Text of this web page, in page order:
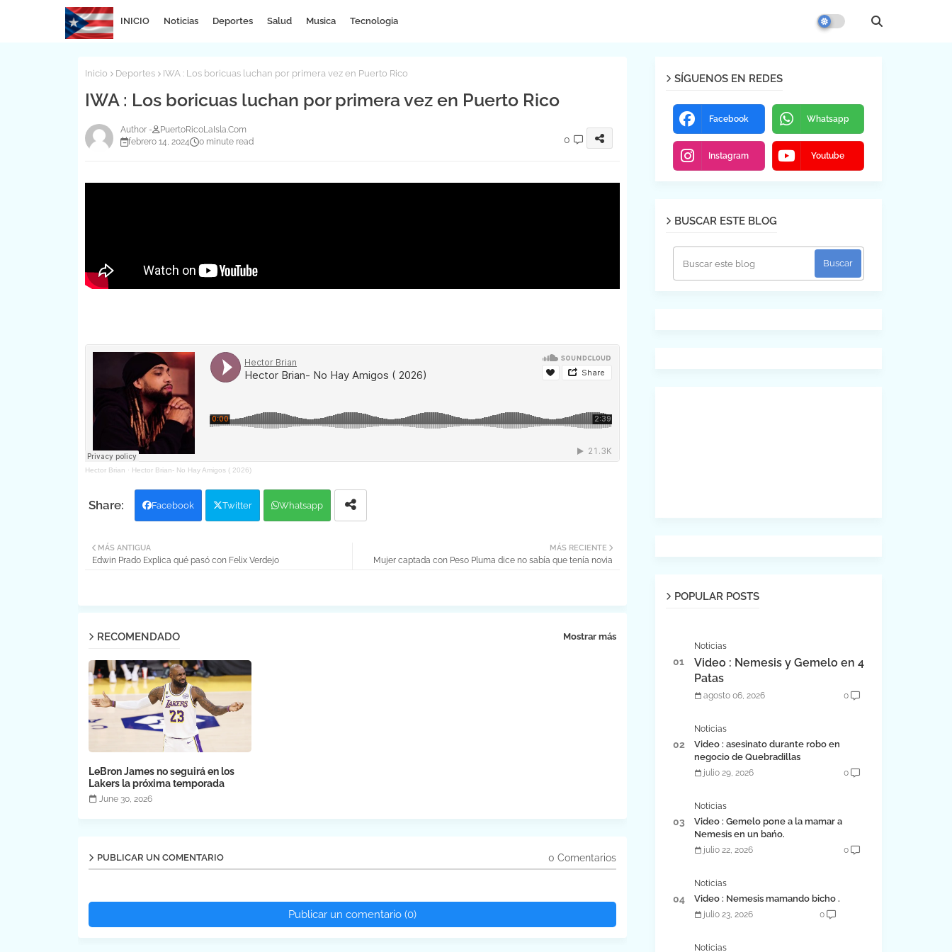
INICIO Noticias Deportes Salud Musica Tecnologia
Inicio Deportes IWA : Los boricuas luchan por primera vez en Puerto Rico
IWA : Los boricuas luchan por primera vez en Puerto Rico
PuertoRicoLaIsla.Com
febrero 14, 2024
0 minute read 0
Hector Brian · Hector Brian- No Hay Amigos ( 2026)
Facebook Twitter Whatsapp
MÁS RECIENTE
Mujer captada con Peso Pluma dice no sabía que tenía novia
MÁS ANTIGUA
Edwin Prado Explica qué pasó con Felix Verdejo
RECOMENDADO Mostrar más
LeBron James no seguirá en los
Lakers la próxima temporada
June 30, 2026
PUBLICAR UN COMENTARIO 0 Comentarios
Publicar un comentario (0)
SÍGUENOS EN REDES
Facebook Whatsapp
Instagram Youtube
BUSCAR ESTE BLOG
POPULAR POSTS
Noticias
Video : Nemesis y Gemelo en 4
Patas
agosto 06, 2026 0
Noticias
Video : asesinato durante robo en
negocio de Quebradillas
julio 29, 2026 0
Noticias
Video : Gemelo pone a la mamar a
Nemesis en un bańo.
julio 22, 2026 0
Noticias
Video : Nemesis mamando bicho .
julio 23, 2026 0
Noticias